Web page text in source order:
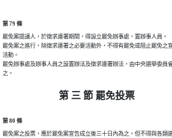
第 79 條
罷免案提議人，於徵求連署期間，得設立罷免辦事處，置辦事人員。
罷免案之進行，除徵求連署之必要活動外，不得有罷免或阻止罷免之
活動。
罷免辦事處及辦事人員之設置辦法及徵求連署辦法，由中央選舉委員
之。
第 三 節 罷免投票
第 80 條
罷免案之投票，應於罷免案宣告成立後三十日內為之。但不得與各類